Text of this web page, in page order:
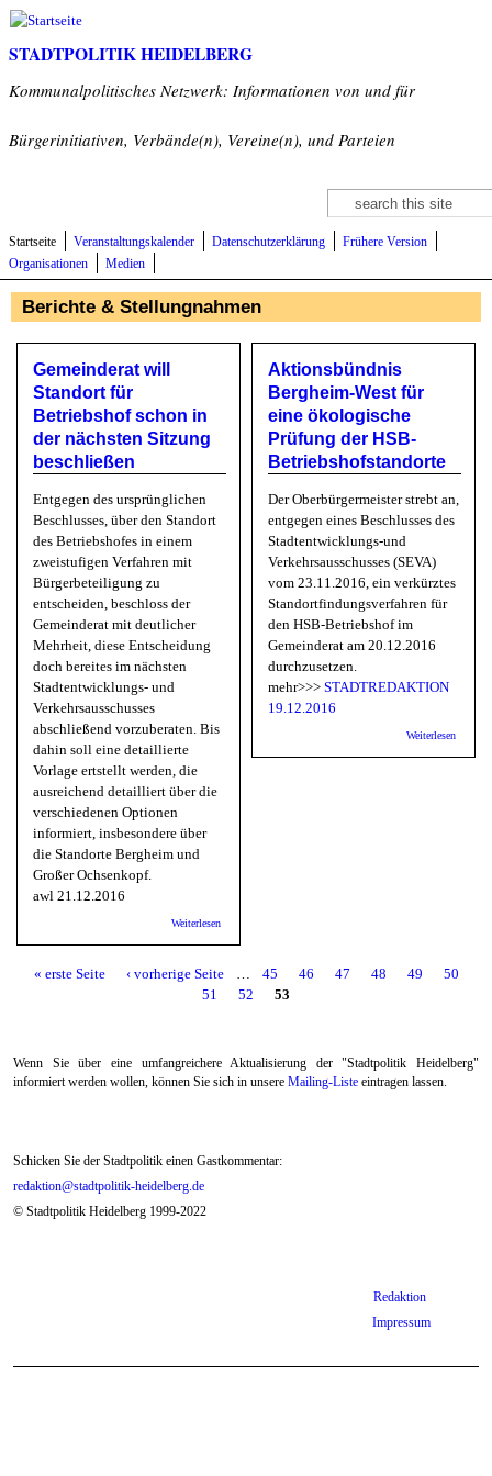
Direkt zum Inhalt
STADTPOLITIK HEIDELBERG
Kommunalpolitisches Netzwerk: Informationen von und für
Bürgerinitiativen, Verbände(n), Vereine(n), und Parteien
Suchformular
Suche
Startseite Veranstaltungskalender Datenschutzerklärung
Frühere Version
Organisationen
Medien
Berichte & Stellungnahmen
Gemeinderat will
Standort für
Betriebshof schon in
der nächsten Sitzung
beschließen
Entgegen des ursprünglichen
Beschlusses, über den Standort
des Betriebshofes in einem
zweistufigen Verfahren mit
Bürgerbeteiligung zu
entscheiden, beschloss der
Gemeinderat mit deutlicher
Mehrheit, diese Entscheidung
doch bereites im nächsten
Stadtentwicklungs- und
Verkehrsausschusses
abschließend vorzuberaten. Bis
dahin soll eine detaillierte
Vorlage ertstellt werden, die
ausreichend detailliert über die
verschiedenen Optionen
informiert, insbesondere über
die Standorte Bergheim und
Großer Ochsenkopf.
awl 21.12.2016
Weiterlesen
Aktionsbündnis
Bergheim-West für
eine ökologische
Prüfung der HSB-
Betriebshofstandorte
Der Oberbürgermeister strebt an,
entgegen eines Beschlusses des
Stadtentwicklungs-und
Verkehrsausschusses (SEVA)
vom 23.11.2016, ein verkürztes
Standortfindungsverfahren für
den HSB-Betriebshof im
Gemeinderat am 20.12.2016
durchzusetzen.
mehr>>> STADTREDAKTION
19.12.2016
Weiterlesen
Seiten
« erste Seite ‹ vorherige Seite … 45 46 47 48 49
50
51
52 53
Wenn Sie über eine umfangreichere Aktualisierung der "Stadtpolitik Heidelberg"
informiert werden wollen, können Sie sich in unsere Mailing-Liste eintragen lassen.
Schicken Sie der Stadtpolitik einen Gastkommentar:
redaktion@stadtpolitik-heidelberg.de
© Stadtpolitik Heidelberg 1999-2022
Redaktion
Impressum